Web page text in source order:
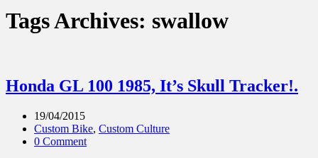
Tags Archives: swallow
Honda GL 100 1985, It’s Skull Tracker!.
19/04/2015
Custom Bike, Custom Culture
0 Comment